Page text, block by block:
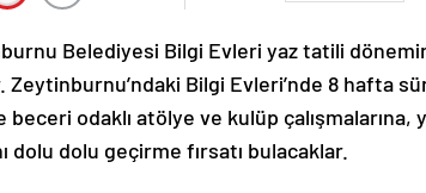
Belediyesi Bilgi Evleri yaz tatili
Zeytinburnu’ndaki Bilgi Evleri’nde 8 hafta
beceri odaklı atölye ve kulüp
dolu dolu geçirme fırsatı bulacaklar.